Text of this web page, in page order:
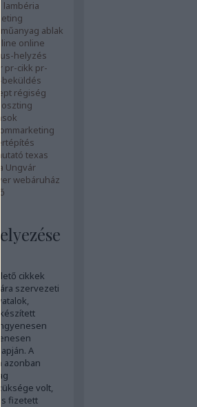
lambéria
műanyag ablak
online
helyzés
pr-cikk pr-
beküldés
régiség
texas
Ungvár
webáruház
cikkek
szervezeti
A
azonban
volt,
fizetett